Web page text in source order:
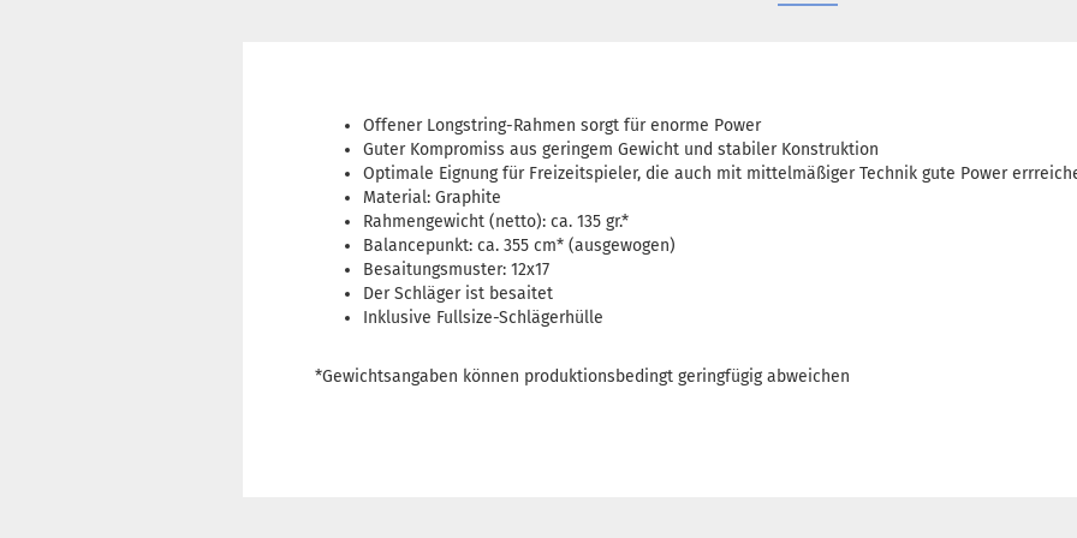
Offener Longstring-Rahmen sorgt für enorme Power
Guter Kompromiss aus geringem Gewicht und stabiler Konstruktion
Optimale Eignung für Freizeitspieler, die auch mit mittelmäßiger Technik gute Power
Material: Graphite
Rahmengewicht (netto): ca. 135 gr.*
Balancepunkt: ca. 355 cm* (ausgewogen)
Besaitungsmuster: 12x17
Der Schläger ist besaitet
Inklusive Fullsize-Schlägerhülle
*Gewichtsangaben können produktionsbedingt geringfügig abweichen